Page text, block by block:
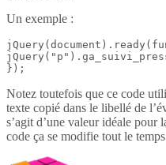
Un exemple :
});
Notez toutefois que ce code
texte copié dans le libellé de
s’agit d’une valeur idéale pour
code ça se modifie tout le